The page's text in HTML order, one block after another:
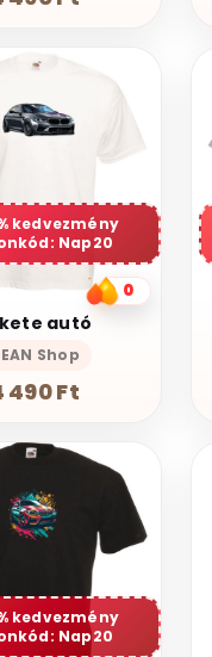
kedvezmény
Nap20
0
autó
Shop
490 Ft
kedvezmény
Nap20